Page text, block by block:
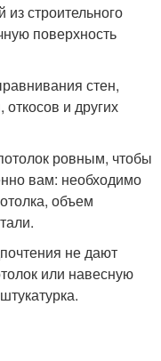
строительного
поверхность
стен,
и других
ровным, чтобы
вам: необходимо
объем
не дают
или навесную